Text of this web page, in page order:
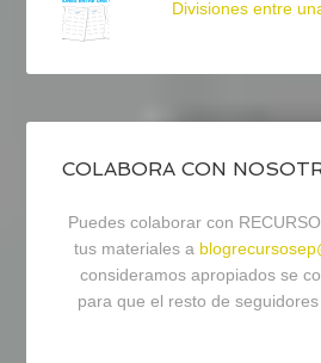
Divisiones entre
COLABORA CON
Puedes colaborar con
tus materiales a
consideramos apropiados se
para que el resto de